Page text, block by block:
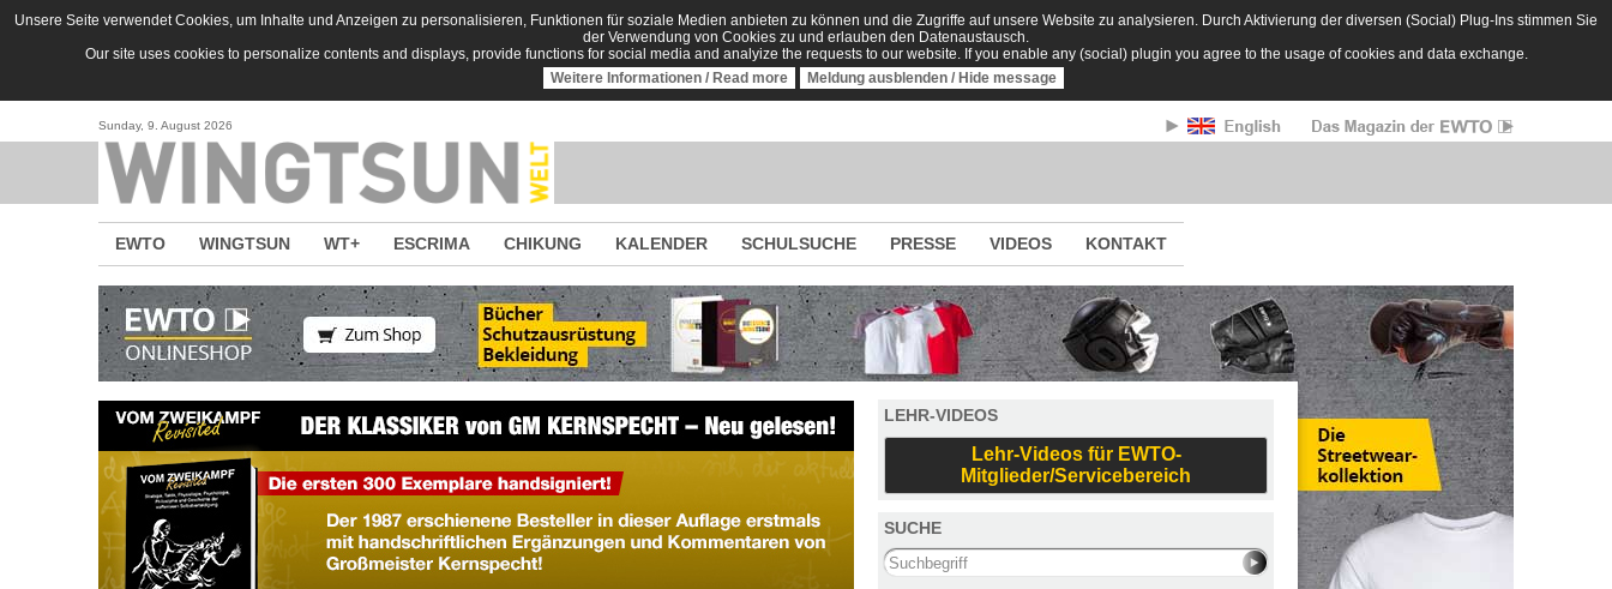
Direkt zum Inhalt
Unsere Seite verwendet Cookies, um Inhalte und Anzeigen zu personalisieren, Funktionen für soziale Medien anbieten zu können und die Zugriffe auf unsere Website zu analysieren. Durch Aktivierung der diversen (Social) Plug-Ins stimmen Sie
der Verwendung von Cookies zu und erlauben den Datenaustausch.
Our site uses cookies to personalize contents and displays, provide functions for social media and analyize the requests to our website. If you enable any (social) plugin you agree to the usage of cookies and data exchange.
Weitere Informationen / Read more
Meldung ausblenden / Hide message
Sunday, 9. August 2026
EWTO WINGTSUN WT+ ESCRIMA CHIKUNG KALENDER SCHULSUCHE PRESSE VIDEOS KONTAKT
LEHR-VIDEOS
Lehr-Videos für EWTO-
Mitglieder/Servicebereich
SUCHE
Search this site